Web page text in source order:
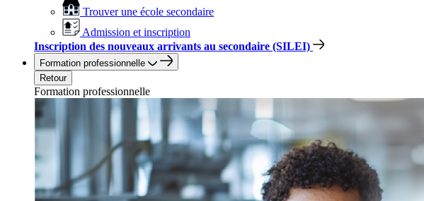
Trouver une école secondaire
Admission et inscription
Inscription des nouveaux arrivants au secondaire (SILEI)
Formation professionnelle
Retour
Formation professionnelle